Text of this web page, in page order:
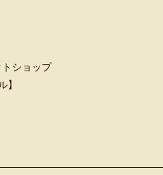
ショップ
】